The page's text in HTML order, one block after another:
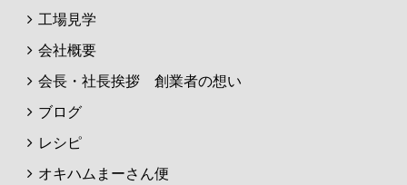
工場見学
会社概要
会長・社長挨拶 創業者の想い
ブログ
レシピ
オキハムまーさん便